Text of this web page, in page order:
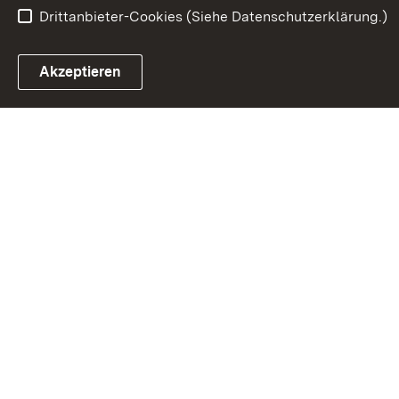
Drittanbieter-Cookies (Siehe Datenschutzerklärung.)
Akzeptieren